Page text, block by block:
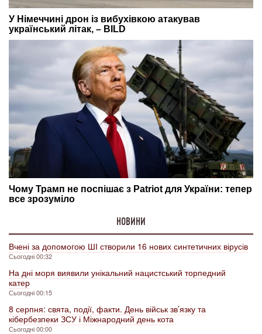
НОВИНИ
Вчені за допомогою ШІ створили 16 нових синтетичних вірусів
Сьогодні 00:32
На дні моря виявили унікальний нацистський торпедний
катер
Сьогодні 00:15
8 серпня: свята, події, факти. День військ зв’язку та
кібербезпеки ЗСУ і Міжнародний день кота
Сьогодні 00:00